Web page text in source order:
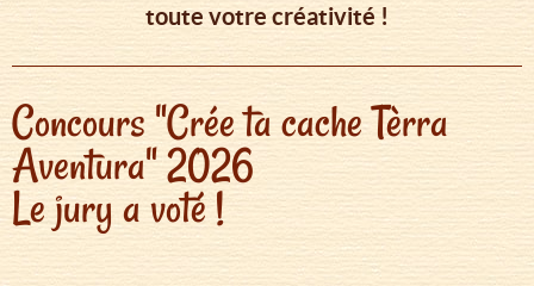
toute votre créativité !
Concours "Crée ta cache Tèrra
Aventura" 2026
Le jury a voté !